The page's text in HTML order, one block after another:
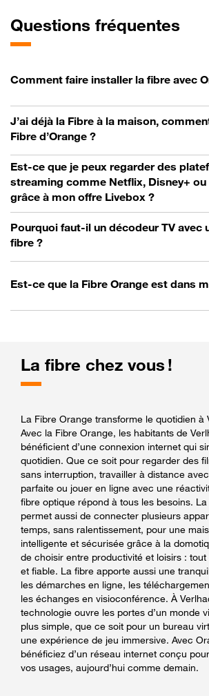
Questions fréquentes
Comment faire installer la fibre avec
J’ai déjà la Fibre à la maison,
Fibre d’Orange ?
Est-ce que je peux regarder des
streaming comme Netflix, Disney+
grâce à mon offre Livebox ?
Pourquoi faut-il un décodeur TV avec
fibre ?
Est-ce que la Fibre Orange est dans
La fibre chez vous !
La Fibre Orange transforme le quotidien à
Avec la Fibre Orange, les habitants de
bénéficient d’une connexion internet qui
quotidien. Que ce soit pour regarder des
sans interruption, travailler à distance
parfaite ou jouer en ligne avec une
fibre optique répond à tous les besoins.
permet aussi de connecter plusieurs
temps, sans ralentissement, pour une
intelligente et sécurisée grâce à la
de choisir entre productivité et loisirs :
et fiable. La fibre apporte aussi une
les démarches en ligne, les
les échanges en visioconférence. À
technologie ouvre les portes d’un monde
plus simple, que ce soit pour un bureau
une expérience de jeu immersive. Avec
bénéficiez d’un réseau internet conçu
vos usages, aujourd’hui comme demain.